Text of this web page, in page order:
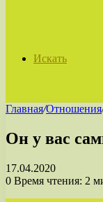
Искать
Главная/Отношения
Он у вас
17.04.2020
0 Время чтения: 2